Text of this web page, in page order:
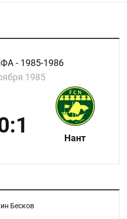
- 1985-1986
1985
Нант
Бесков